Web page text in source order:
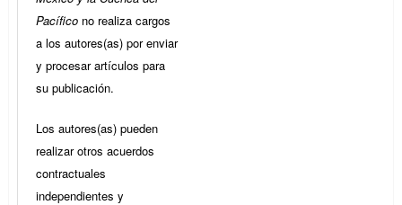
Pacífico no realiza cargos
a los autores(as) por enviar
y procesar artículos para
su publicación.
Los autores(as) pueden
realizar otros acuerdos
contractuales
independientes y